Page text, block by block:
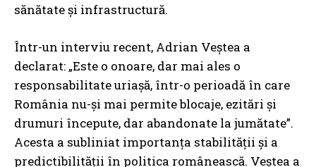
sănătate și infrastructură.
Într-un interviu recent, Adrian Veștea a
declarat: „Este o onoare, dar mai ales o
responsabilitate uriașă, într-o perioadă în care
România nu-și mai permite blocaje, ezitări și
drumuri începute, dar abandonate la jumătate”.
Acesta a subliniat importanța stabilității și a
predictibilității în politica românească. Veștea a